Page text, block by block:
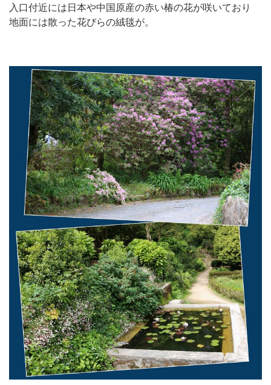
入口付近には日本や中国原産の赤い椿の花が咲いており
地面には散った花びらの絨毯が。